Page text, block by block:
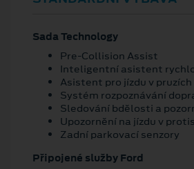
Sada Technology
Pre-Collision Assist
Inteligentní asistent
Asistent pro jízdu v pruzích
Systém rozpoznávání
Sledování bdělosti a
Upozornění na jízdu v
Zadní parkovací senzory
Připojené služby Ford